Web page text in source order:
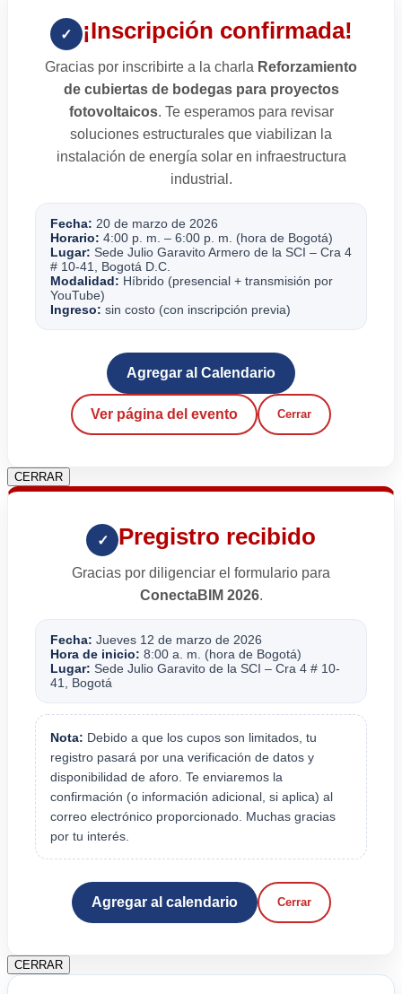
✓ ¡Inscripción confirmada!
Gracias por inscribirte a la charla Reforzamiento
de cubiertas de bodegas para proyectos
fotovoltaicos. Te esperamos para revisar
soluciones estructurales que viabilizan la
instalación de energía solar en infraestructura
industrial.
Fecha: 20 de marzo de 2026
Horario: 4:00 p. m. – 6:00 p. m. (hora de Bogotá)
Lugar: Sede Julio Garavito Armero de la SCI – Cra 4
# 10-41, Bogotá D.C.
Modalidad: Híbrido (presencial + transmisión por
YouTube)
Ingreso: sin costo (con inscripción previa)
Agregar al Calendario
Ver página del evento Cerrar
CERRAR
✓ Pregistro recibido
Gracias por diligenciar el formulario para
ConectaBIM 2026.
Fecha: Jueves 12 de marzo de 2026
Hora de inicio: 8:00 a. m. (hora de Bogotá)
Lugar: Sede Julio Garavito de la SCI – Cra 4 # 10-
41, Bogotá
Nota: Debido a que los cupos son limitados, tu
registro pasará por una verificación de datos y
disponibilidad de aforo. Te enviaremos la
confirmación (o información adicional, si aplica) al
correo electrónico proporcionado. Muchas gracias
por tu interés.
Agregar al calendario Cerrar
CERRAR